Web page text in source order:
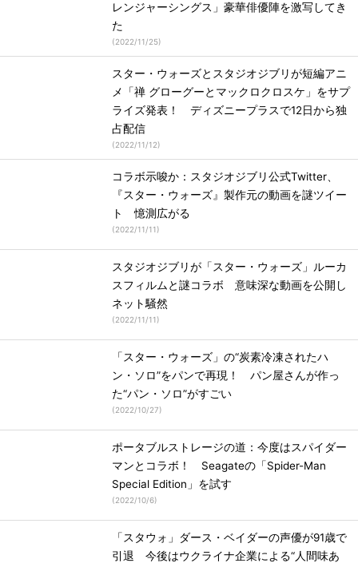
レンジャーシングス」豪華俳優陣を激写してき
た
(2022/11/25)
スター・ウォーズとスタジオジブリが短編アニ
メ「禅 グローグーとマックロクロスケ」をサプ
ライズ発表！ ディズニープラスで12日から独
占配信
(2022/11/12)
コラボ示唆か：スタジオジブリ公式Twitter、
『スター・ウォーズ』製作元の動画を謎ツイー
ト 憶測広がる
(2022/11/11)
スタジオジブリが「スター・ウォーズ」ルーカ
スフィルムと謎コラボ 意味深な動画を公開し
ネット騒然
(2022/11/11)
「スター・ウォーズ」の“炭素冷凍されたハ
ン・ソロ”をパンで再現！ パン屋さんが作っ
た“パン・ソロ”がすごい
(2022/10/27)
ポータブルストレージの道：今度はスパイダー
マンとコラボ！ Seagateの「Spider-Man
Special Edition」を試す
(2022/10/6)
「スタウォ」ダース・ベイダーの声優が91歳で
引退 今後はウクライナ企業による“人間味あ